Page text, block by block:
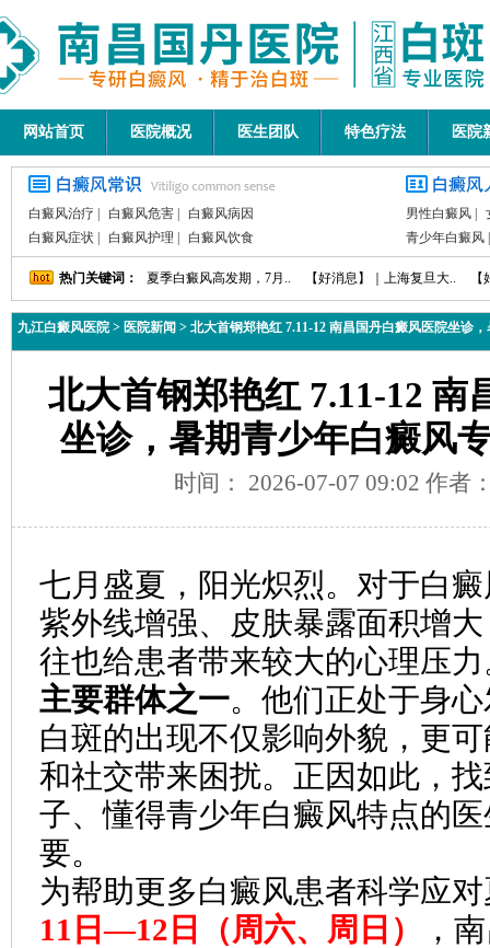
网站首页 医院概况 医生团队 特色疗法 医院
白癜风治疗 白癜风危害
白癜风病因
白癜风症状
白癜风护理 白癜风饮食
男性白癜风
青少年白癜风
热门关键词： 夏季白癜风高发期，7月.. 【好消息】｜上海复旦大..
九江白癜风医院 > 医院新闻 > 北大首钢郑艳红 7.11-12 南昌国丹白癜风医院坐诊
北大首钢郑艳红 7.11-12 南
坐诊，暑期青少年白癜风
时间： 2026-07-07 09:02 作者
七月盛夏，阳光炽烈。对于白
紫外线增强、皮肤暴露面积增
往也给患者带来较大的心理压力
主要群体之一。他们正处于身
白斑的出现不仅影响外貌，更
和社交带来困扰。正因如此，
子、懂得青少年白癜风特点的
要。
为帮助更多白癜风患者科学应
11日—12日（周六、周日）
，